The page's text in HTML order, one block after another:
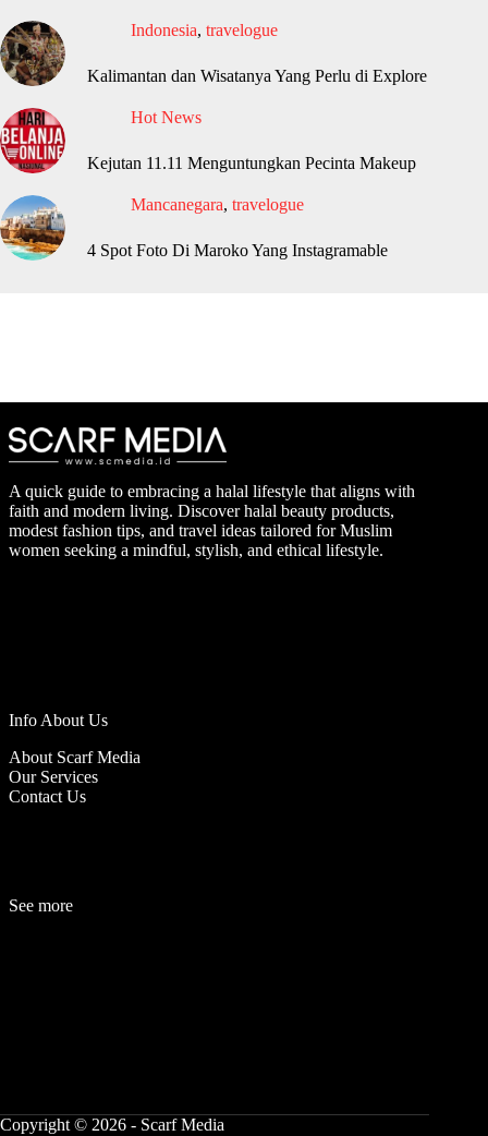
Indonesia, travelogue
Kalimantan dan Wisatanya Yang Perlu di Explore
Hot News
Kejutan 11.11 Menguntungkan Pecinta Makeup
Mancanegara, travelogue
4 Spot Foto Di Maroko Yang Instagramable
A quick guide to embracing a halal lifestyle that aligns with
faith and modern living. Discover halal beauty products,
modest fashion tips, and travel ideas tailored for Muslim
women seeking a mindful, stylish, and ethical lifestyle.
Info About Us
About Scarf Media
Our Services
Contact Us
See more
Copyright © 2026 - Scarf Media